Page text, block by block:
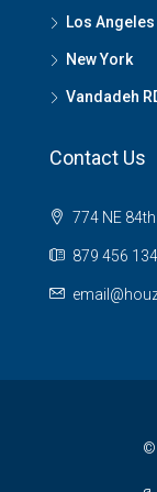
Los Angeles
New York
Vandadeh
Contact Us
774 NE
879 456
©